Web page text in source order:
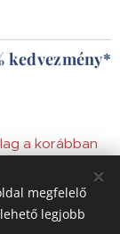
kedvezmény*
a korábban
megfelelő
legjobb